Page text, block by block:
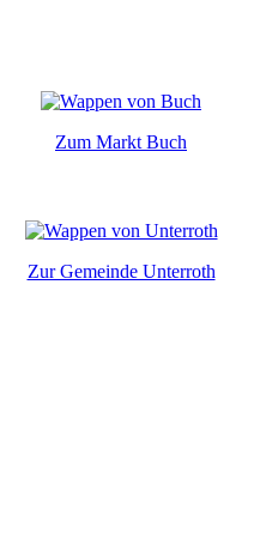
Zum Markt Buch
Zur Gemeinde Unterroth